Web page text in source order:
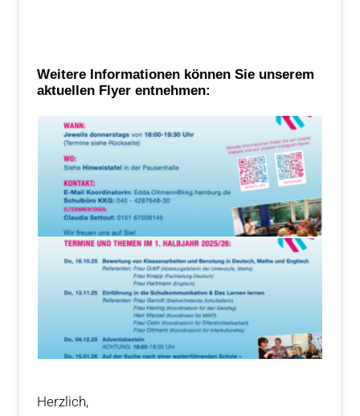
Weitere Informationen können Sie unserem
aktuellen Flyer entnehmen:
Herzlich,